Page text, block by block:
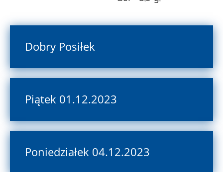
Dobry Posiłek
Piątek 01.12.2023
Poniedziałek 04.12.2023